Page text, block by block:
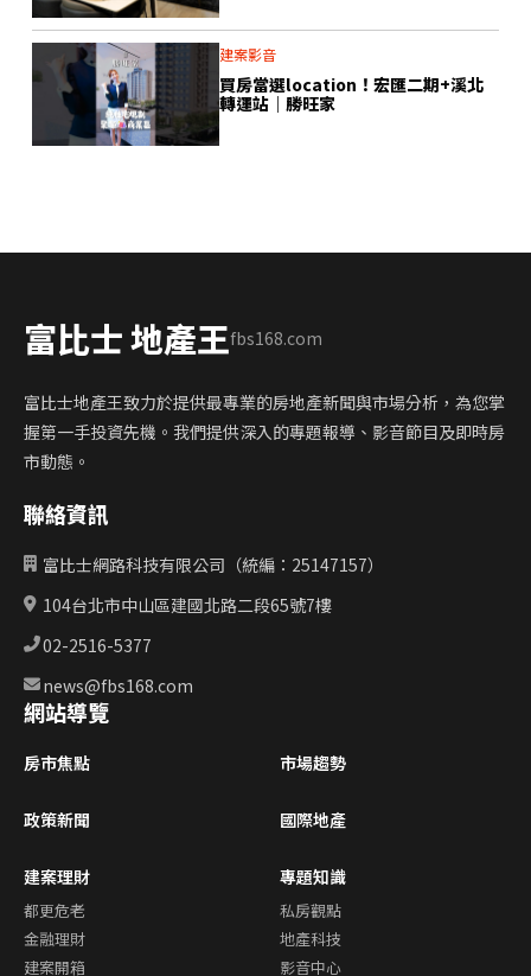
建案影音
買房當選location！宏匯二期+溪北
轉運站｜勝旺家
富比士 地產王fbs168.com
富比士地產王致力於提供最專業的房地產新聞與市場分析，為您掌
握第一手投資先機。我們提供深入的專題報導、影音節目及即時房
市動態。
聯絡資訊
富比士網路科技有限公司（統編：25147157）
104台北市中山區建國北路二段65號7樓
02-2516-5377
news@fbs168.com
網站導覽
房市焦點 市場趨勢
政策新聞 國際地產
建案理財
都更危老
金融理財
建案開箱
專題知識
私房觀點
地產科技
影音中心